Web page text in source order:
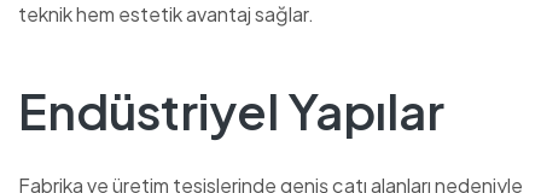
teknik hem estetik avantaj sağlar.
Endüstriyel Yapılar
Fabrika ve üretim tesislerinde geniş çatı alanları nedeniyle